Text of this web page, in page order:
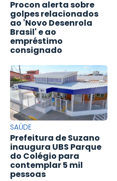
Procon alerta sobre
golpes relacionados
ao 'Novo Desenrola
Brasil' e ao
empréstimo
consignado
SAÚDE
Prefeitura de Suzano
inaugura UBS Parque
do Colégio para
contemplar 5 mil
pessoas